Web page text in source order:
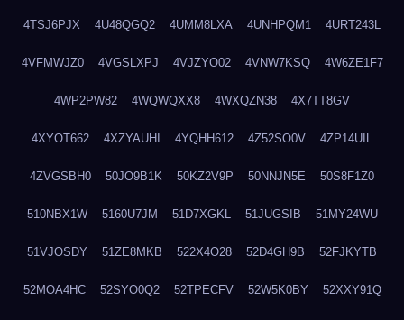
4TSJ6PJX 4U48QGQ2 4UMM8LXA 4UNHPQM1 4URT243L
4VFMWJZ0 4VGSLXPJ 4VJZYO02 4VNW7KSQ 4W6ZE1F7
4WP2PW82 4WQWQXX8 4WXQZN38 4X7TT8GV
4XYOT662 4XZYAUHI 4YQHH612 4Z52SO0V 4ZP14UIL
4ZVGSBH0 50JO9B1K 50KZ2V9P 50NNJN5E 50S8F1Z0
510NBX1W 5160U7JM 51D7XGKL 51JUGSIB 51MY24WU
51VJOSDY 51ZE8MKB 522X4O28 52D4GH9B 52FJKYTB
52MOA4HC 52SYO0Q2 52TPECFV 52W5K0BY 52XXY91Q